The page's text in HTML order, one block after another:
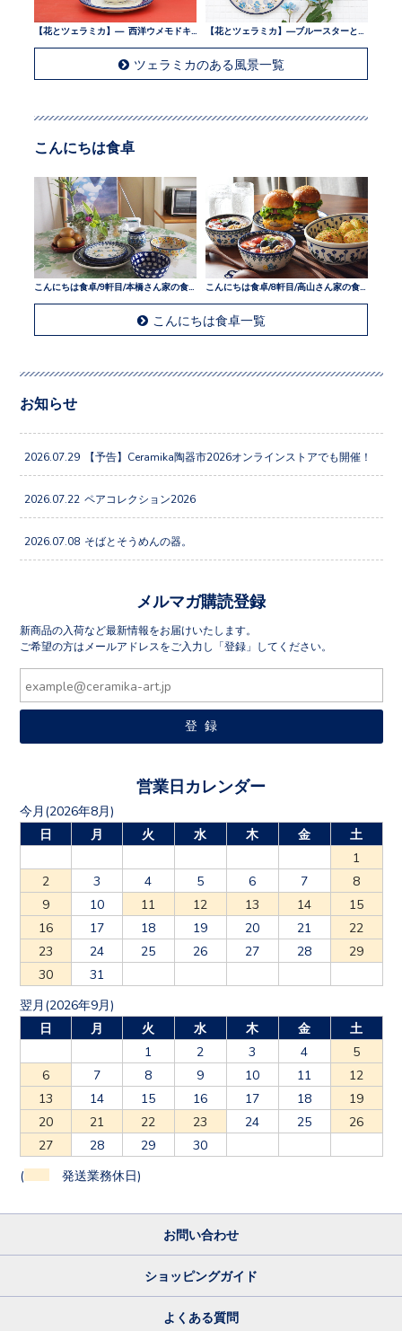
ツェラミカのある風景一覧
こんにちは食卓
こんにちは食卓/9軒目/本橋さん家の食卓
こんにちは食卓一覧
お知らせ
2026.07.29 【予告】Ceramika陶器市2026オンラインストアでも開催！
2026.07.22 ペアコレクション2026
2026.07.08 そばとそうめんの器。
メルマガ購読登録
新商品の入荷など最新情報をお届けいたします。
ご希望の方はメールアドレスをご入力し「登録」してください。
営業日カレンダー
今月(2026年8月)
日
月 火 水 木 金
土
1
2
3 4 5 6 7
8
9
10 11 12 13 14
15
16
17 18 19 20 21
22
23
24 25 26 27 28
29
30
31
翌月(2026年9月)
日
月 火 水 木 金
土
1
2 3 4
5
6
7 8 9 10 11
12
13
14 15 16 17 18
19
20
21 22 23 24 25
26
27
28 29 30
( 発送業務休日)
お問い合わせ
ショッピングガイド
よくある質問